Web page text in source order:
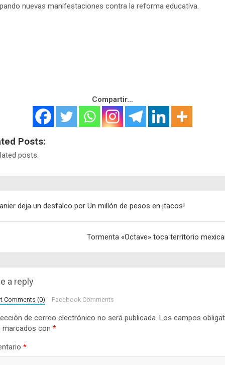
nuevas manifestaciones contra la reforma educativa.
Compartir...
Posts:
posts.
deja un desfalco por Un millón de pesos en ¡tacos!
Tormenta «Octave» toca territorio
a reply
Comments (0) Facebook Comments
de correo electrónico no será publicada. Los campos
marcados con *
*